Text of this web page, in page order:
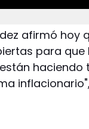
afirmó hoy
para que
haciendo
inflacionario",